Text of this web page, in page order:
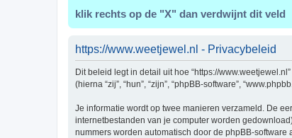
klik rechts op de "X" dan verdwijnt dit veld
https://www.weetjewel.nl - Privacybeleid
Dit beleid legt in detail uit hoe “https://
(hierna “zij”, “hun”, “zijn”, “phpBB-software”,
Je informatie wordt op twee manieren verzameld. De
internetbestanden van je computer worden
nummers worden automatisch door de phpBB-